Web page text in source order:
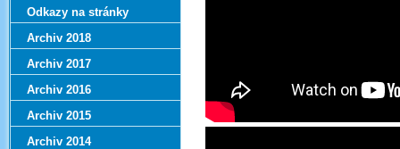
Odkazy na stránky
Archiv 2018
Archiv 2017
Archiv 2016
Archiv 2015
Archiv 2014